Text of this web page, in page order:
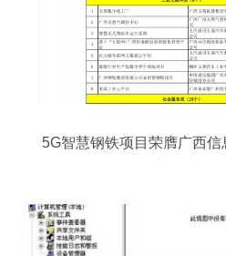
5G智慧钢铁项目荣膺广西